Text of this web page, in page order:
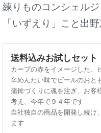
練りものコンシェルジ
「いずえり」こと出
送料込みお試しセット
カープの赤をイメージした、
辛めんたい味でビールのおと
蒲鉾づくりに魂を注ぎ、お客
考え、今年で９４年です
自社独自の商品を開発し続け
ます